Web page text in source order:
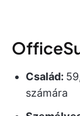
Család:
számára